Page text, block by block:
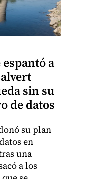
espantó a
sin su
de datos
su plan
en
una
a los